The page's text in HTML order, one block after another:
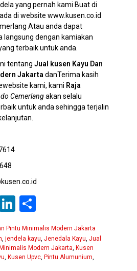
yang pernah kami Buat di
di website www.kusen.co.id
Atau anda dapat
langsung dengan kamiakan
terbaik untuk anda.
tentang Jual kusen Kayu Dan
JakartadanTerima kasih
kami, kami Raja
Cemerlangakan selalu
untuk anda sehingga terjalin
E
Li
ke
dI
h
ar
e
Pintu Minimalis Modern Jakarta
, jendela kayu, Jenedala Kayu, Jual
Modern Jakarta, Kusen
, Kusen Upvc, Pintu Alumunium,